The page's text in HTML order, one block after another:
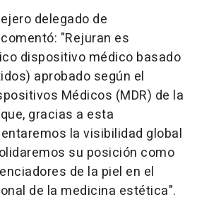
delegado de
"Rejuran es
dispositivo médico basado
aprobado según el
Médicos (MDR) de la
gracias a esta
la visibilidad global
su posición como
de la piel en el
de la medicina estética".